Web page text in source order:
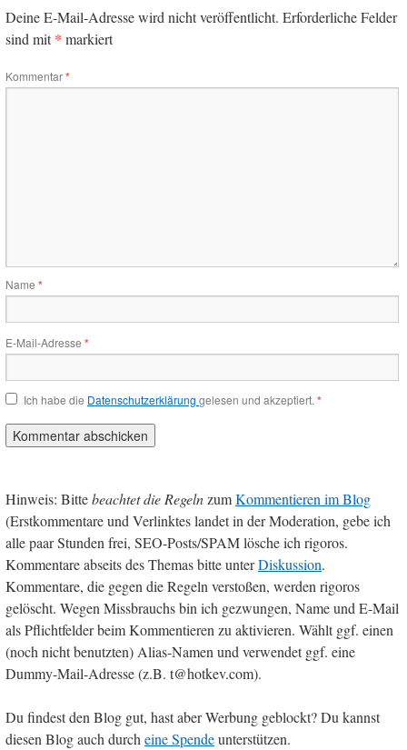
Deine E-Mail-Adresse wird nicht veröffentlicht. Erforderliche Felder
sind mit* markiert
Kommentar*
Name *
E-Mail-Adresse *
Ich habe die Datenschutzerklärung gelesen und akzeptiert. *
Hinweis: Bittebeachtet die RegelnzumKommentieren im Blog
(Erstkommentare und Verlinktes landet in der Moderation, gebe ich
alle paar Stunden frei, SEO-Posts/SPAM lösche ich rigoros.
Kommentare abseits des Themas bitte unterDiskussion.
Kommentare, die gegen die Regeln verstoßen, werden rigoros
gelöscht. Wegen Missbrauchs bin ich gezwungen, Name und E-Mail
als Pflichtfelder beim Kommentieren zu aktivieren. Wählt ggf. einen
(noch nicht benutzten) Alias-Namen und verwendet ggf. eine
Dummy-Mail-Adresse (z.B. t@hotkev.com).
Du findest den Blog gut, hast aber Werbung geblockt? Du kannst
diesen Blog auch durcheine Spendeunterstützen.